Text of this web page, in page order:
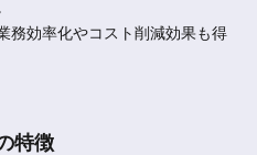
務効率化やコスト削減効果も得
特徴